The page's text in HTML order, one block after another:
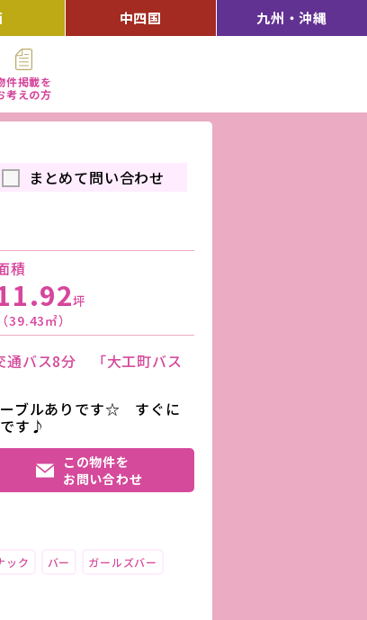
中四国 九州・沖縄
件掲載を
考えの方
まとめて問い合わせ
積
坪
（39.43㎡）
通バス8分 「大工町バス
ブルありです☆ すぐに
す♪
この物件を
お問い合わせ
ック バー ガールズバー